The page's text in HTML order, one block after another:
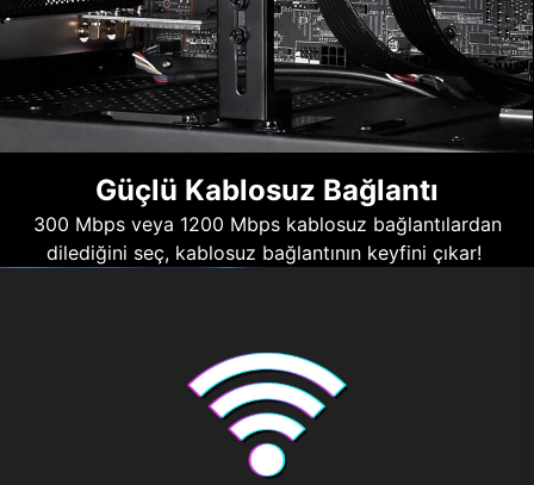
Güçlü Kablosuz Bağlantı
300 Mbps veya 1200 Mbps kablosuz bağlantılardan
dilediğini seç, kablosuz bağlantının keyfini çıkar!